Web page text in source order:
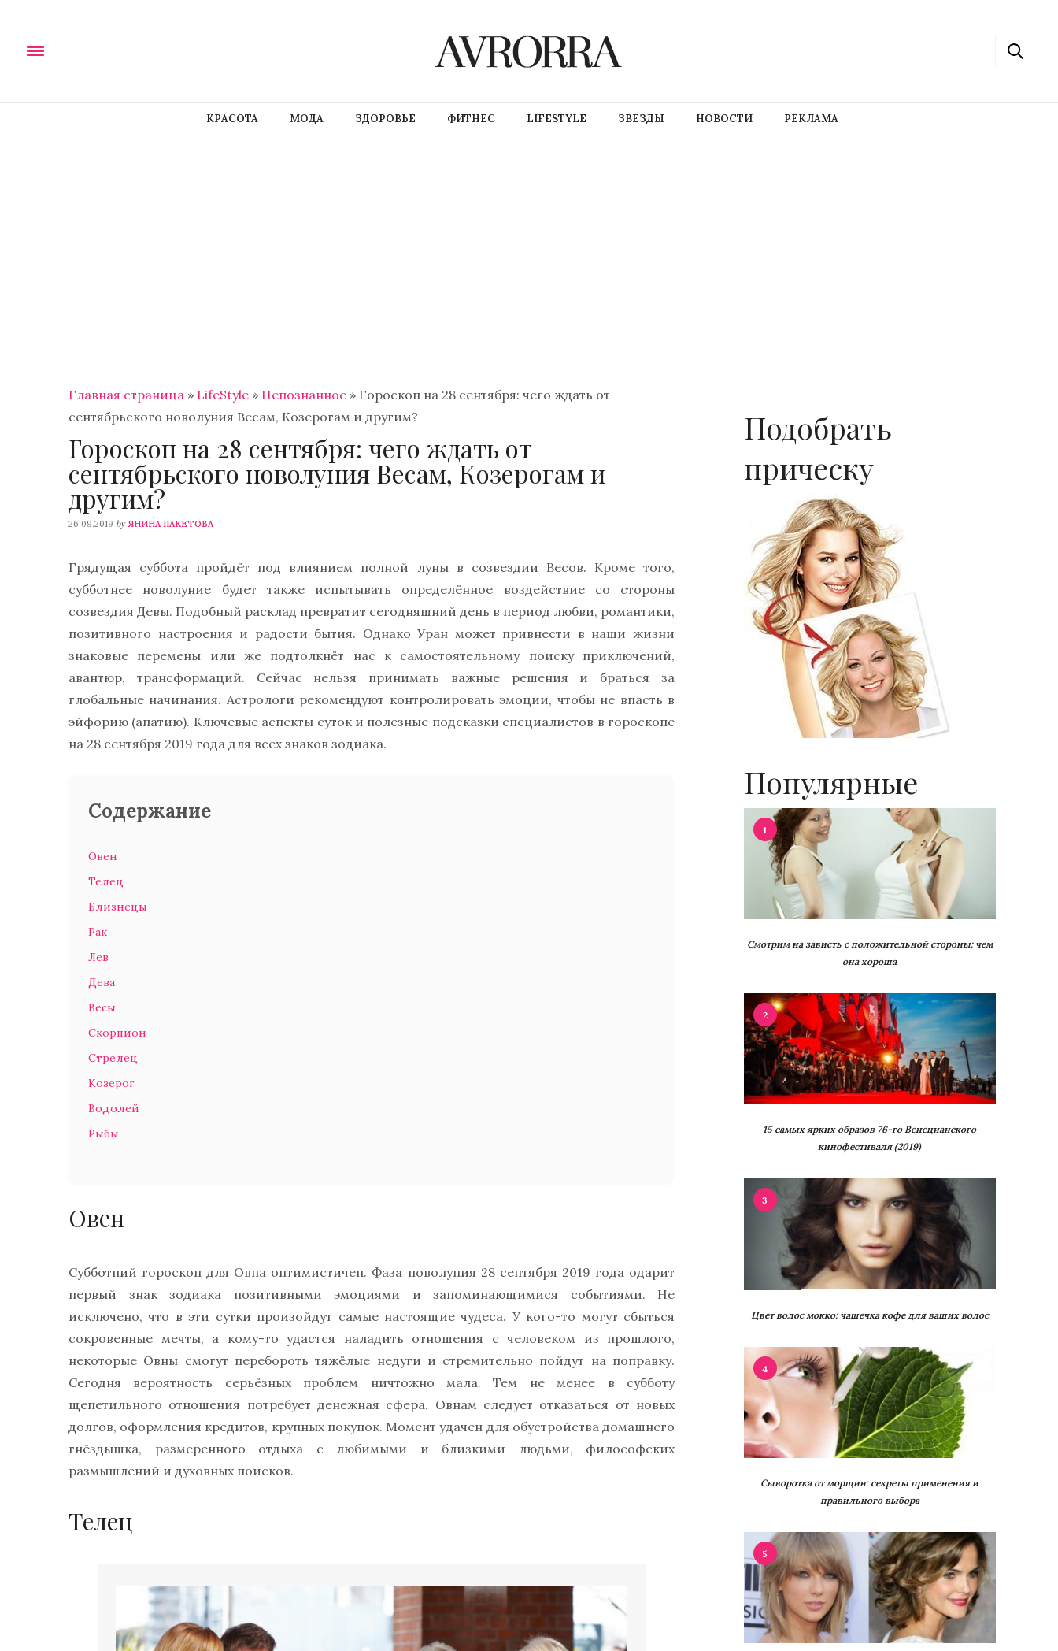
КРАСОТА МОДА ЗДОРОВЬЕ ФИТНЕС LIFESTYLE ЗВЕЗДЫ НОВОСТИ РЕКЛАМА
Главная страница » LifeStyle » Непознанное » Гороскоп на 28 сентября: чего ждать от
сентябрьского новолуния Весам, Козерогам и другим?
Гороскоп на 28 сентября: чего ждать от
сентябрьского новолуния Весам, Козерогам и
другим?
26.09.2019 by ЯНИНА ПАКЕТОВА
Грядущая суббота пройдёт под влиянием полной луны в созвездии Весов. Кроме того,
субботнее новолуние будет также испытывать определённое воздействие со стороны
созвездия Девы. Подобный расклад превратит сегодняшний день в период любви, романтики,
позитивного настроения и радости бытия. Однако Уран может привнести в наши жизни
знаковые перемены или же подтолкнёт нас к самостоятельному поиску приключений,
авантюр, трансформаций. Сейчас нельзя принимать важные решения и браться за
глобальные начинания. Астрологи рекомендуют контролировать эмоции, чтобы не впасть в
эйфорию (апатию). Ключевые аспекты суток и полезные подсказки специалистов в гороскопе
на 28 сентября 2019 года для всех знаков зодиака.
Содержание
Овен
Телец
Близнецы
Рак
Лев
Дева
Весы
Скорпион
Стрелец
Козерог
Водолей
Рыбы
Овен
Субботний гороскоп для Овна оптимистичен. Фаза новолуния 28 сентября 2019 года одарит
первый знак зодиака позитивными эмоциями и запоминающимися событиями. Не
исключено, что в эти сутки произойдут самые настоящие чудеса. У кого-то могут сбыться
сокровенные мечты, а кому-то удастся наладить отношения с человеком из прошлого,
некоторые Овны смогут перебороть тяжёлые недуги и стремительно пойдут на поправку.
Сегодня вероятность серьёзных проблем ничтожно мала. Тем не менее в субботу
щепетильного отношения потребует денежная сфера. Овнам следует отказаться от новых
долгов, оформления кредитов, крупных покупок. Момент удачен для обустройства домашнего
гнёздышка, размеренного отдыха с любимыми и близкими людьми, философских
размышлений и духовных поисков.
Телец
Подобрать
прическу
Популярные
1
Смотрим на зависть с положительной стороны: чем
она хороша
2
15 самых ярких образов 76-го Венецианского
кинофестиваля (2019)
3
Цвет волос мокко: чашечка кофе для ваших волос
4
Сыворотка от морщин: секреты применения и
правильного выбора
5